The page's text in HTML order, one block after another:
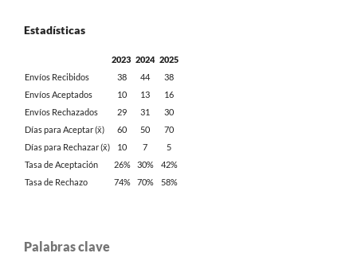
Estadísticas
2023 2024 2025
Envíos Recibidos
38 44
38
Envíos Aceptados
10 13
16
Envíos Rechazados
29 31
30
Días para Aceptar (x̄)
60 50
70
Días para Rechazar (x̄)
10 7
5
Tasa de Aceptación
26% 30%
42%
Tasa de Rechazo
74% 70% 58%
Palabras clave